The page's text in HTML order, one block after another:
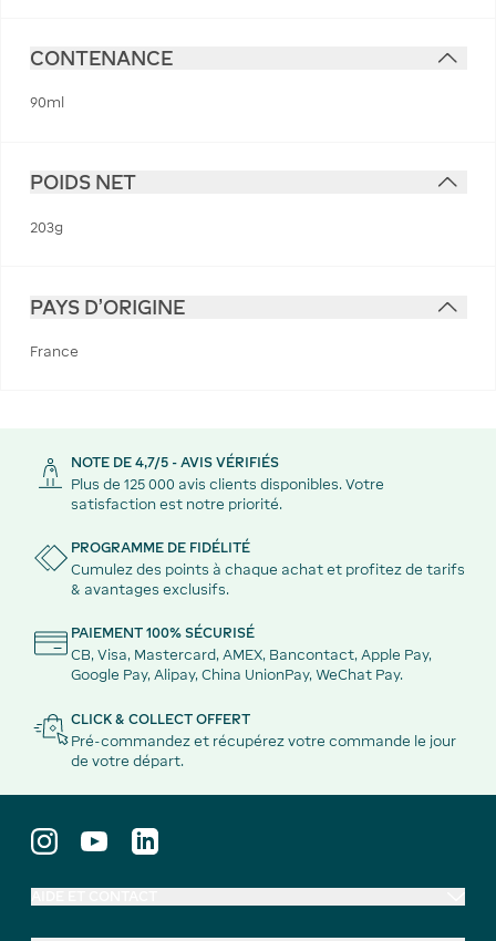
CONTENANCE
90ml
POIDS NET
203g
PAYS D'ORIGINE
France
NOTE DE 4,7/5 - AVIS VÉRIFIÉS
Plus de 125 000 avis clients disponibles. Votre
satisfaction est notre priorité.
PROGRAMME DE FIDÉLITÉ
Cumulez des points à chaque achat et profitez de tarifs
& avantages exclusifs.
PAIEMENT 100% SÉCURISÉ
CB, Visa, Mastercard, AMEX, Bancontact, Apple Pay,
Google Pay, Alipay, China UnionPay, WeChat Pay.
CLICK & COLLECT OFFERT
Pré-commandez et récupérez votre commande le jour
de votre départ.